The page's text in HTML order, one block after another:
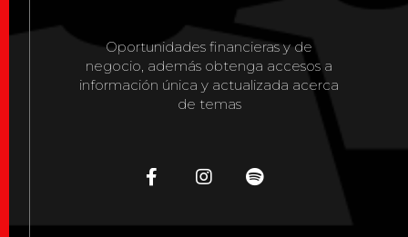
Oportunidades financieras y de
negocio, además obtenga accesos a
información única y actualizada acerca
de temas